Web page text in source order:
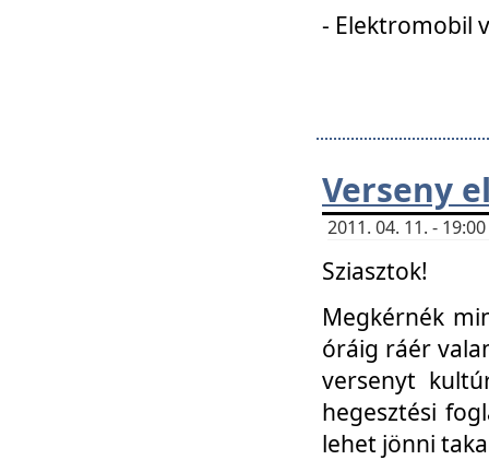
- Elektromobil
Verseny
2011. 04. 11. -
Sziasztok!
Megkérnék
óráig ráér
versenyt
hegesztési
lehet jönni